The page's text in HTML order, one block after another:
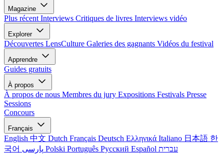
Magazine
Plus récent Interviews Critiques de livres Interviews vidéo
Explorer
Découvertes LensCulture Galeries des gagnants Vidéos du festival
Apprendre
Guides gratuits
À propos
À propos de nous Membres du jury Expositions Festivals Presse
Sessions
Concours
Français
English 中文 Dutch Français Deutsch Ελληνικά Italiano 日本語 한
국어
Polski Português Русский Español עברית